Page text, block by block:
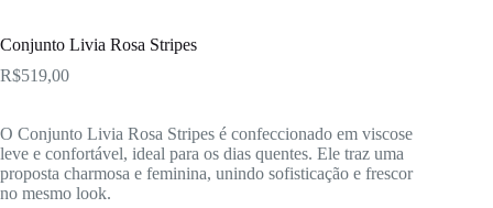
Conjunto Livia Rosa Stripes
R$519,00
O Conjunto Livia Rosa Stripes é confeccionado em viscose
leve e confortável, ideal para os dias quentes. Ele traz uma
proposta charmosa e feminina, unindo sofisticação e frescor
no mesmo look.